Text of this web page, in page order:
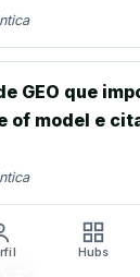
GEO que
of model e
Hubs